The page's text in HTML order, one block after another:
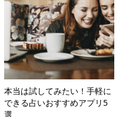
本当は試してみたい！手軽に
できる占いおすすめアプリ5
選